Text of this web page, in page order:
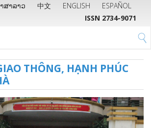
ສາລາວ 中文 ENGLISH
ESPAÑOL
ISSN 2734-9071
THÔNG, HẠNH PHÚC